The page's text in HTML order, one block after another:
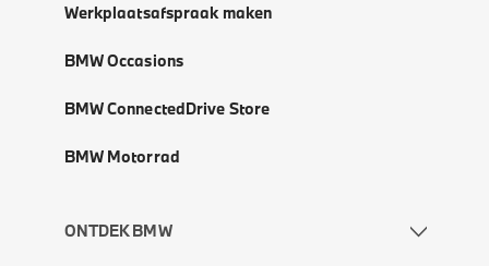
Werkplaatsafspraak maken
BMW Occasions
BMW ConnectedDrive Store
BMW Motorrad
ONTDEK BMW